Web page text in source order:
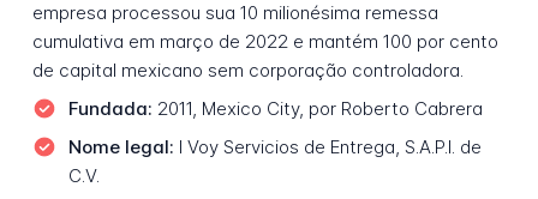
empresa processou sua 10 milionésima remessa
cumulativa em março de 2022 e mantém 100 por cento
de capital mexicano sem corporação controladora.
Fundada: 2011, Mexico City, por Roberto Cabrera
Nome legal: I Voy Servicios de Entrega, S.A.P.I. de
C.V.